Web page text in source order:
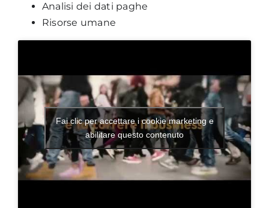
Analisi dei dati paghe
Risorse umane
Fai clic per accettare i cookie marketing e
abilitare questo contenuto